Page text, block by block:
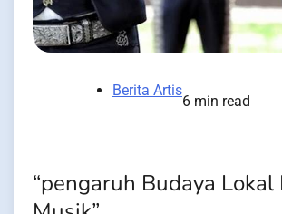
Berita Artis
6 min read
“pengaruh Budaya Lokal